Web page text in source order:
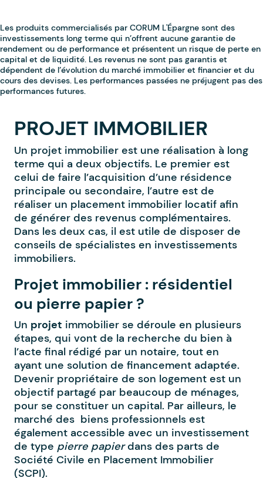
PROJET IMMOBILIER
Un projet immobilier est une réalisation à long
terme qui a deux objectifs. Le premier est
celui de faire l’acquisition d’une résidence
principale ou secondaire, l’autre est de
réaliser un placement immobilier locatif afin
de générer des revenus complémentaires.
Dans les deux cas, il est utile de disposer de
conseils de spécialistes en investissements
immobiliers.
Projet immobilier : résidentiel
ou pierre papier ?
Un projet immobilier se déroule en plusieurs
étapes, qui vont de la recherche du bien à
l’acte final rédigé par un notaire, tout en
ayant une solution de financement adaptée.
Devenir propriétaire de son logement est un
objectif partagé par beaucoup de ménages,
pour se constituer un capital. Par ailleurs, le
marché des biens professionnels est
également accessible avec un investissement
de type pierre papierdans des parts de
Société Civile en Placement Immobilier
(SCPI).